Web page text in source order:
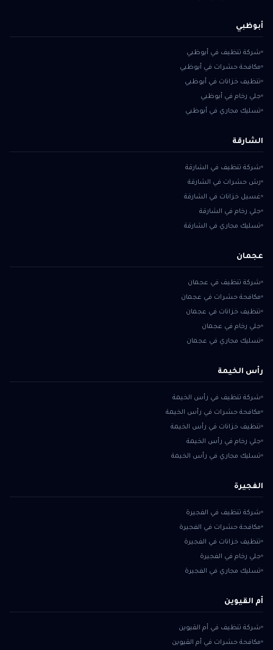
أبوظبي
شركة تنظيف في أبوظبي
مكافحة حشرات في أبوظبي
تنظيف خزانات في أبوظبي
جلي رخام في أبوظبي
تسليك مجاري في أبوظبي
الشارقة
شركة تنظيف في الشارقة
رش حشرات في الشارقة
غسيل خزانات في الشارقة
جلي رخام في الشارقة
تسليك مجاري في الشارقة
عجمان
شركة تنظيف في عجمان
مكافحة حشرات في عجمان
تنظيف خزانات في عجمان
جلي رخام في عجمان
تسليك مجاري في عجمان
رأس الخيمة
شركة تنظيف في رأس الخيمة
مكافحة حشرات في رأس الخيمة
تنظيف خزانات في رأس الخيمة
جلي رخام في رأس الخيمة
تسليك مجاري في رأس الخيمة
الفجيرة
شركة تنظيف في الفجيرة
مكافحة حشرات في الفجيرة
تنظيف خزانات في الفجيرة
جلي رخام في الفجيرة
تسليك مجاري في الفجيرة
أم القيوين
شركة تنظيف في أم القيوين
مكافحة حشرات في أم القيوين